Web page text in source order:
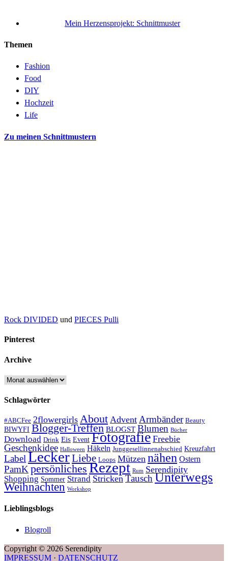
Mein Herzensprojekt: Schnittmuster
Themen
Fashion
Food
DIY
Hochzeit
Life
Zu meinen Schnittmustern
Rock DIVIDED und PIECES Pulli
Pinterest
Archive
Archive
Schlagwörter
#ABCFee 2flowergirls About Advent Armbänder Beauty
BIWYFI Blogger-Treffen BLOGST Blumen Bücher
Download Drink Eis Event Fotografie Freebie
Geschenkidee Halloween Häkeln Junggesellinnenabschied Kreuzfahrt
LabelLeckerLiebe Loops Mützen nähen Ostern
PamKpersönliches Rezept Rum Serendipity
Shopping Sommer Strand Stricken TauschUnterwegs
Weihnachten Workshop
Lieblingsblogs
Blogroll
Copyright © 2026 Serendipity
IMPRESSUM · DATENSCHUTZ